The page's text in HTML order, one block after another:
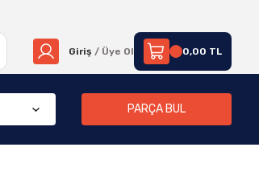
Giriş / Üye Ol 0,00 TL
PARÇA BUL